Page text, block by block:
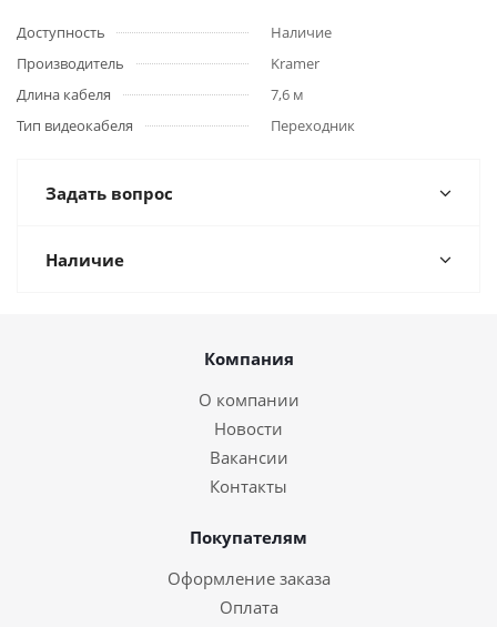
Доступность
Наличие
Производитель
Kramer
Длина кабеля
7,6 м
Тип видеокабеля
Переходник
Задать вопрос
Наличие
Компания
О компании
Новости
Вакансии
Контакты
Покупателям
Оформление заказа
Оплата